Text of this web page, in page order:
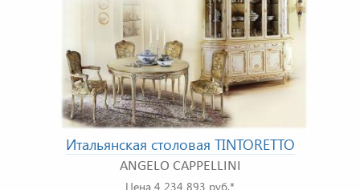
Итальянская столовая TINTORETTO
ANGELO CAPPELLINI
Цена 4 234 893 руб.*